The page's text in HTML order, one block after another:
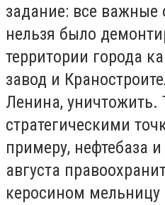
задание: все важные
нельзя было
территории города
завод и
Ленина, уничтожить.
стратегическими
примеру, нефтебаза
августа
керосином